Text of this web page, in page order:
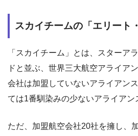
スカイチームの「エリート
「スカイチーム」とは、スターア
ドと並ぶ、世界三大航空アライア
会社は加盟していないアライアン
ては1番馴染みの少ないアライアン
ただ、加盟航空会社20社を擁し、